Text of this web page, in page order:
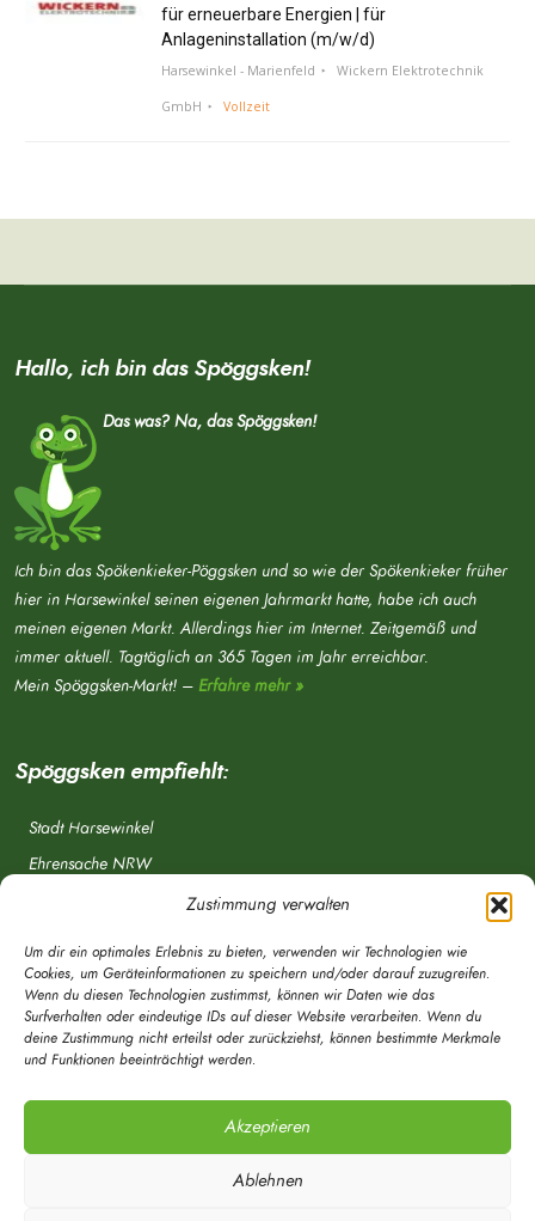
Zustimmung verwalten
Um dir ein optimales Erlebnis zu bieten, verwenden wir Technologien wie
Cookies, um Geräteinformationen zu speichern und/oder darauf zuzugreifen.
Wenn du diesen Technologien zustimmst, können wir Daten wie das
Surfverhalten oder eindeutige IDs auf dieser Website verarbeiten. Wenn du
deine Zustimmung nicht erteilst oder zurückziehst, können bestimmte Merkmale
und Funktionen beeinträchtigt werden.
Akzeptieren
Ablehnen
für erneuerbare Energien | für
Anlageninstallation (m/w/d)
Harsewinkel - Marienfeld Wickern Elektrotechnik
GmbH Vollzeit
Hallo, ich bin das Spöggsken!
Das was? Na, das Spöggsken!
Ich bin das Spökenkieker-Pöggsken und so wie der Spökenkieker früher
hier in Harsewinkel seinen eigenen Jahrmarkt hatte, habe ich auch
meinen eigenen Markt. Allerdings hier im Internet. Zeitgemäß und
immer aktuell. Tagtäglich an 365 Tagen im Jahr erreichbar.
Mein Spöggsken-Markt! – Erfahre mehr »
Spöggsken empfiehlt:
Stadt Harsewinkel
Ehrensache NRW
OWL Verkehr
Greffen.de
Verkehrsverein Harsewinkel e. V.